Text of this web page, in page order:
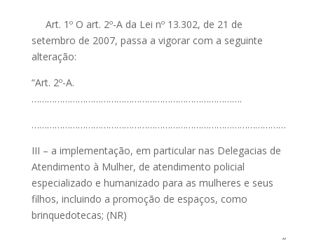
Art. 1º O art. 2º-A da Lei nº 13.302, de 21 de
setembro de 2007, passa a vigorar com a seguinte
alteração:
“Art. 2º-A.
……………………………………………………………………….
………………………………………………………………………………………
III – a implementação, em particular nas Delegacias de
Atendimento à Mulher, de atendimento policial
especializado e humanizado para as mulheres e seus
filhos, incluindo a promoção de espaços, como
brinquedotecas; (NR)